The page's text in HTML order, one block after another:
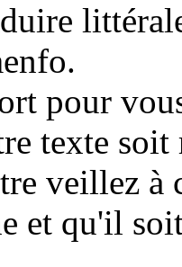
pour
texte
veillez à
et qu'il